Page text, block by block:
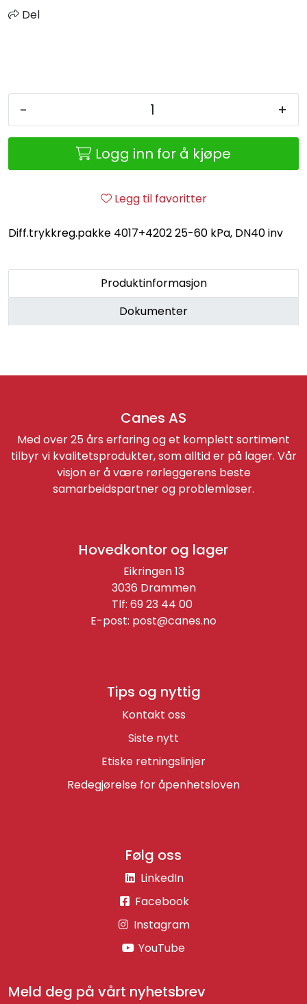
Del
- +
Logg inn for å kjøpe
Legg til favoritter
Diff.trykkreg.pakke 4017+4202 25-60 kPa, DN40 inv
Produktinformasjon
Dokumenter
Canes AS
Med over 25 års erfaring og et komplett sortiment
tilbyr vi kvalitetsprodukter, som alltid er på lager. Vår
visjon er å være rørleggerens beste
samarbeidspartner og problemløser.
Meld deg på vårt nyhetsbrev
Tips og nyttig
Kontakt oss
Siste nytt
Etiske retningslinjer
Redegjørelse for åpenhetsloven
Følg oss
LinkedIn
Facebook
Instagram
YouTube
Hovedkontor og lager
Eikringen 13
3036 Drammen
Tlf: 69 23 44 00
E-post: post@canes.no
Utgått av sortiment
Retur/reklamasjon